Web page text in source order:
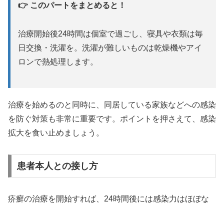
👉 このパートをまとめると！
治療開始後24時間は個室で過ごし、寝具や衣類は毎
日交換・洗濯を。洗濯が難しいものは乾燥機やアイ
ロンで熱処理します。
治療を始めるのと同時に、同居している家族などへの感染
を防ぐ対策も非常に重要です。ポイントを押さえて、感染
拡大を食い止めましょう。
患者本人との接し方
疥癬の治療を開始すれば、24時間後には感染力はほぼな